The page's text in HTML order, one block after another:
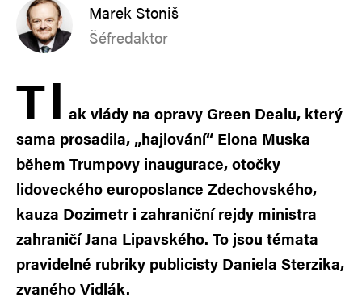
Marek Stoniš
Šéfredaktor
Tl ak vlády na opravy Green Dealu, který
sama prosadila, „hajlování“ Elona Muska
během Trumpovy inaugurace, otočky
lidoveckého europoslance Zdechovského,
kauza Dozimetr i zahraniční rejdy ministra
zahraničí Jana Lipavského. To jsou témata
pravidelné rubriky publicisty Daniela Sterzika,
zvaného Vidlák.